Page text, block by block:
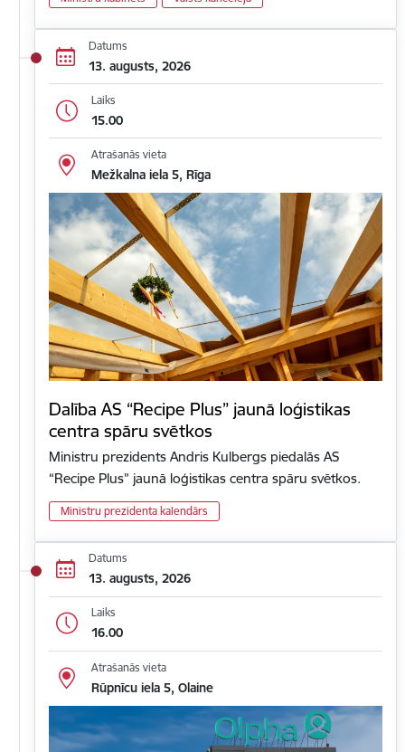
Datums
13. augusts, 2026
Laiks
15.00
Atrašanās vieta
Mežkalna iela 5, Rīga
Dalība AS “Recipe Plus” jaunā loģistikas
centra spāru svētkos
Ministru prezidents Andris Kulbergs piedalās AS
“Recipe Plus” jaunā loģistikas centra spāru svētkos.
Ministru prezidenta kalendārs
Datums
13. augusts, 2026
Laiks
16.00
Atrašanās vieta
Rūpnīcu iela 5, Olaine